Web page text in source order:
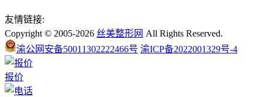
友情链接:
Copyright © 2005-2026 丝美整形网 All Rights Reserved.
渝公网安备50011302222466号 渝ICP备2022001329号-4
报价